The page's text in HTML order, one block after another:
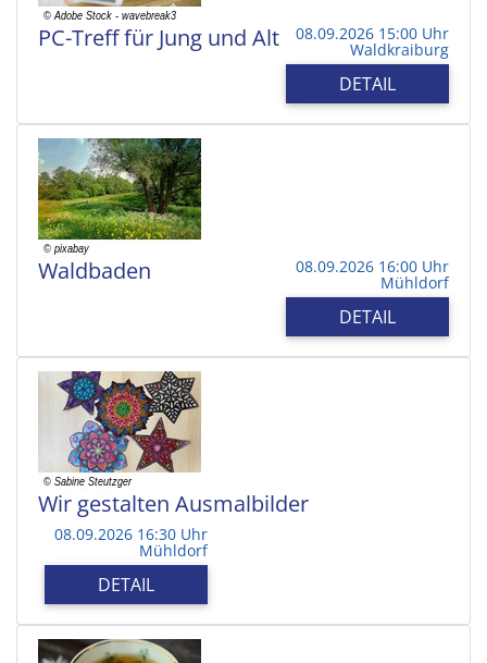
PC-Treff für Jung und Alt 08.09.2026 15:00 Uhr
Waldkraiburg
DETAIL
Waldbaden 08.09.2026 16:00 Uhr
Mühldorf
DETAIL
Wir gestalten Ausmalbilder
08.09.2026 16:30 Uhr
Mühldorf
DETAIL